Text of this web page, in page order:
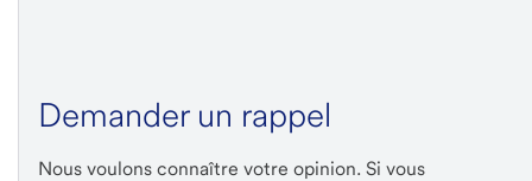
Demander un rappel
Nous voulons connaître votre opinion. Si vous